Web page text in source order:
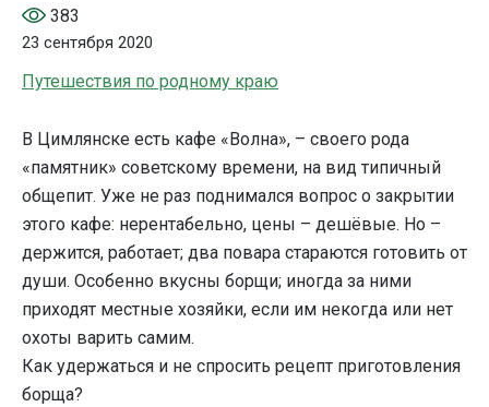
383
23 сентября 2020
Путешествия по родному краю
В Цимлянске есть кафе «Волна», – своего рода
«памятник» советскому времени, на вид типичный
общепит. Уже не раз поднимался вопрос о закрытии
этого кафе: нерентабельно, цены – дешёвые. Но –
держится, работает; два повара стараются готовить от
души. Особенно вкусны борщи; иногда за ними
приходят местные хозяйки, если им некогда или нет
охоты варить самим.
Как удержаться и не спросить рецепт приготовления
борща?